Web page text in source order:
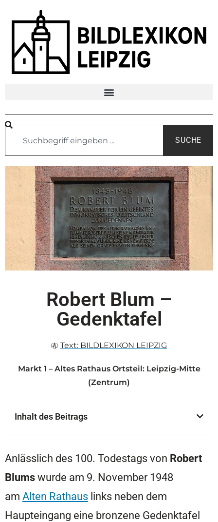
SUCHE
Robert Blum –
Gedenktafel
Text: BILDLEXIKON LEIPZIG
Markt 1 – Altes Rathaus Ortsteil: Leipzig-Mitte
(Zentrum)
Inhalt des Beitrags
Anlässlich des 100. Todestags von Robert
Blumswurde am 9. November 1948
am Alten Rathaus links neben dem
Haupteingang eine bronzene Gedenktafel